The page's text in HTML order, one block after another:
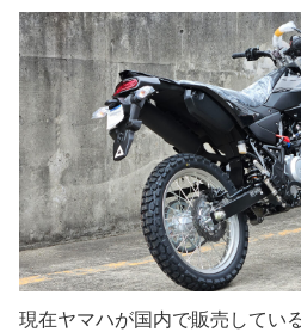
現在ヤマハが国内で販売してい